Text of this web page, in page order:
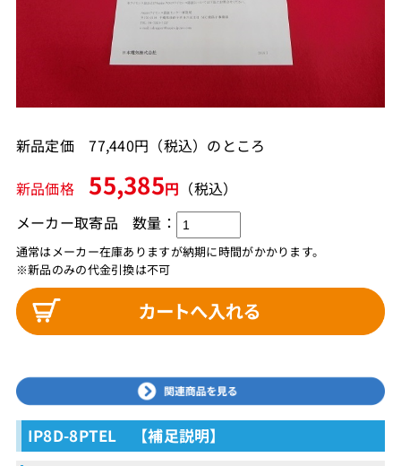
新品定価 77,440円（税込）のところ
新品価格55,385円 （税込）
メーカー取寄品
通常はメーカー在庫ありますが納期に時間がかかります。
※新品のみの代金引換は不可
数量：
IP8D-8PTEL 【補足説明】